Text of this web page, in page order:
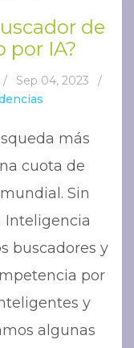
de
por IA?
/ Sep 04, 2023
/
más
cuota de
Sin
Inteligencia
buscadores y
por
y
algunas